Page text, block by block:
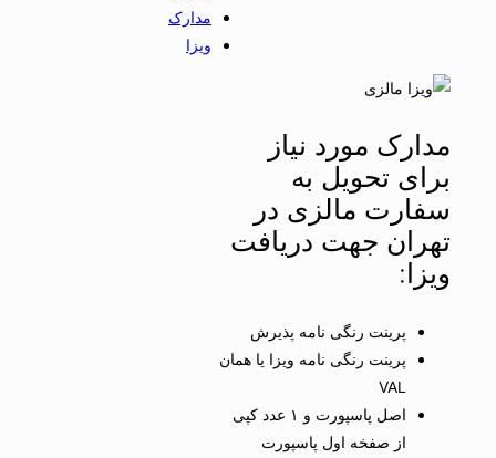
مدارک
ویزا
مدارک مورد نیاز
برای تحویل به
سفارت مالزی در
تهران جهت دریافت
ویزا:
پرینت رنگی نامه پذیرش
پرینت رنگی نامه ویزا یا همان
VAL
اصل پاسپورت و ۱ عدد کپی
از صفخه اول پاسپورت